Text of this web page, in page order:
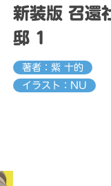
新装版 召還
邸 1
著者：紫 十的
イラスト：NU